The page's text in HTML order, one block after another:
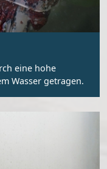
eine hohe
Wasser getragen.